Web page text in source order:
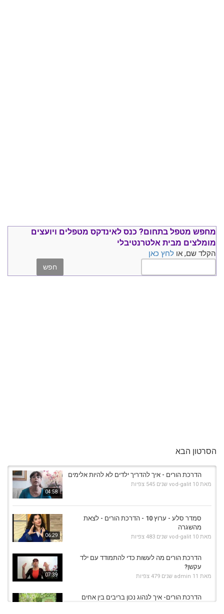
מחפש מטפל בתחום? כנס לאינדקס מטפלים ויועצים
מומלצים מבית אלטרנטיבלי
הקלד שם, או לחץ כאן
הסרטון הבא
04:58
הדרכת הורים - איך להדריך ילדים לא להיות אלימים
מאת vod-galit 10 שנים 545 צפיות
06:29
סמדר סלע - ערוץ 10 - הדרכת הורים - לצאת
מהשגרה
מאת vod-galit 10 שנים 483 צפיות
07:39
הדרכת הורים מה לעשות כדי להתמודד עם ילד
עקשן?
מאת admin 11 שנים 479 צפיות
הדרכת הורים- איך לנהוג נכון בריבים בין אחים